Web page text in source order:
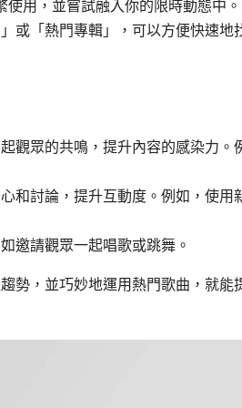
用，並嘗試融入你的限時動態中。
或「熱門專輯」，可以方便快速地
觀眾的共鳴，提升內容的感染力。
和討論，提升互動度。例如，使用
邀請觀眾一起唱歌或跳舞。
勢，並巧妙地運用熱門歌曲，就能